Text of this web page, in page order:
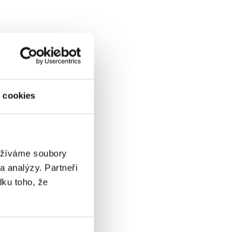
cookies
soubory
analýzy. Partneři
toho, že